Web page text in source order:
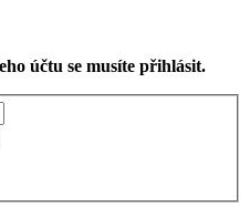
účtu se musíte přihlásit.